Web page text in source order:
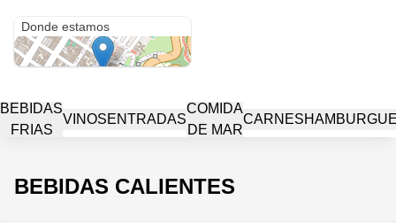
Donde estamos
BEBIDAS
FRIAS
VINOSENTRADAS
COMIDA
DE MAR
CARNES
BEBIDAS CALIENTES